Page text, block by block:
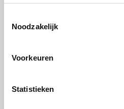
Noodzakelijk
Voorkeuren
Statistieken
En Shopify bouwt die
iedereen. De B2B-functies
alle abonnementen zijn daar
net als de native BTW-